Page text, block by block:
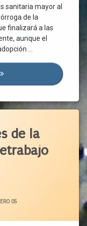
sanitaria mayor al
de la
finalizará a las
aunque el
…
El Inminente Acceso A La
de la
05